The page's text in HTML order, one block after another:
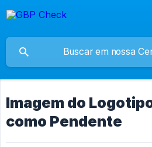
Imagem do
como Pendente